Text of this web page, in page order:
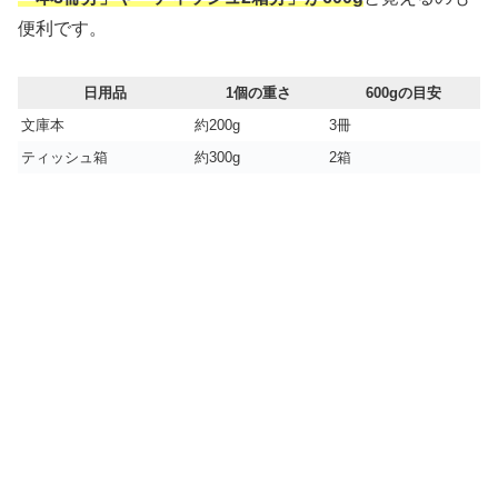
便利です。
日用品 1個の重さ
600gの目安
文庫本
約200g
3冊
ティッシュ箱
約300g 2箱